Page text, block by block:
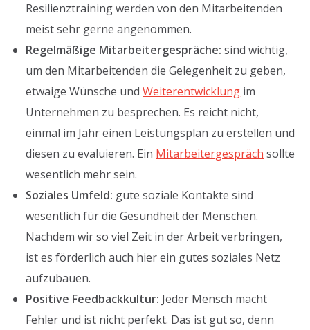
Resilienztraining werden von den Mitarbeitenden
meist sehr gerne angenommen.
Regelmäßige Mitarbeitergespräche: sind wichtig,
um den Mitarbeitenden die Gelegenheit zu geben,
etwaige Wünsche undWeiterentwicklung im
Unternehmen zu besprechen. Es reicht nicht,
einmal im Jahr einen Leistungsplan zu erstellen und
diesen zu evaluieren. Ein Mitarbeitergespräch sollte
wesentlich mehr sein.
Soziales Umfeld: gute soziale Kontakte sind
wesentlich für die Gesundheit der Menschen.
Nachdem wir so viel Zeit in der Arbeit verbringen,
ist es förderlich auch hier ein gutes soziales Netz
aufzubauen.
Positive Feedbackkultur: Jeder Mensch macht
Fehler und ist nicht perfekt. Das ist gut so, denn